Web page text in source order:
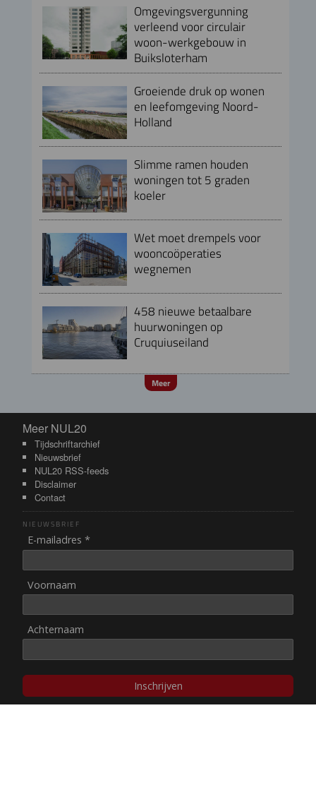
Omgevingsvergunning
verleend voor circulair
woon-werkgebouw in
Buiksloterham
Groeiende druk op wonen
en leefomgeving Noord-
Holland
Slimme ramen houden
woningen tot 5 graden
koeler
Wet moet drempels voor
wooncoöperaties
wegnemen
458 nieuwe betaalbare
huurwoningen op
Cruquiuseiland
Meer
Meer NUL20
Meer NUL20
Tijdschriftarchief
Nieuwsbrief
NUL20 RSS-feeds
Disclaimer
Contact
NIEUWSBRIEF
E-mailadres *
Voornaam
Achternaam
Inschrijven